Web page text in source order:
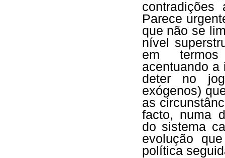
Parece
que não se
nível
em termos
acentuando a
deter no
exógenos)
as
facto, numa
do sistema
evolução
política